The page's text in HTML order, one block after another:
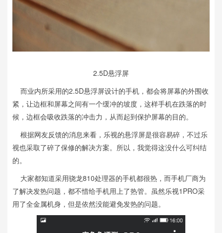
2.5D悬浮屏
而业内所采用的2.5D悬浮屏设计的手机，都会将屏幕的外围收
紧，让边框和屏幕之间有一个缓冲的坡度，这样手机在跌落的时
候，边框会吸收跌落的冲击力，从而起到保护屏幕的目的。
根据网友反馈的消息来看，乐视的悬浮屏是很容易碎，不过乐
视也采取了碎了保修的解决方案。所以，我觉得这没什么可纠结
的。
大家都知道采用骁龙810处理器的手机都很热，而手机厂商为
了解决发热问题，都不惜给手机用上了热管。虽然乐视1PRO采
用了全金属机身，但是依然没能避免发热的问题。